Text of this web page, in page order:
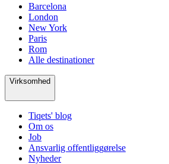
Barcelona
London
New York
Paris
Rom
Alle destinationer
Virksomhed
Tiqets' blog
Om os
Job
Ansvarlig offentliggørelse
Nyheder